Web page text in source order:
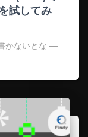
試してみ
かないとな —